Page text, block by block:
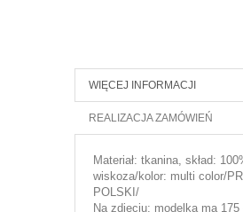
WIĘCEJ INFORMACJI
REALIZACJA ZAMÓWIEŃ
Materiał: tkanina, skład:
wiskoza/kolor: multi color/
POLSKI/
Na zdjęciu: modelka ma 175